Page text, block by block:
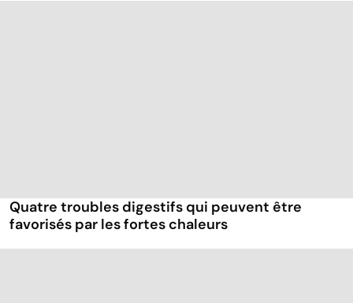
Quatre troubles digestifs qui peuvent être
favorisés par les fortes chaleurs